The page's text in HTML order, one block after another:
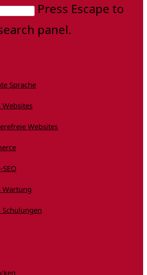
Press Escape to
panel.
Sprache
Websites
Websites
Wartung
Schulungen